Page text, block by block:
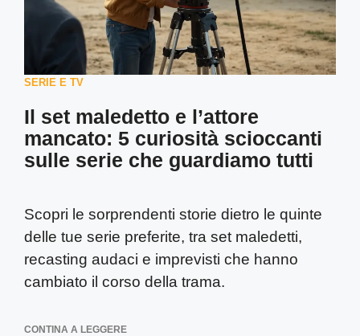
SERIE E TV
Il set maledetto e l’attore
mancato: 5 curiosità scioccanti
sulle serie che guardiamo tutti
Scopri le sorprendenti storie dietro le quinte
delle tue serie preferite, tra set maledetti,
recasting audaci e imprevisti che hanno
cambiato il corso della trama.
CONTINA A LEGGERE